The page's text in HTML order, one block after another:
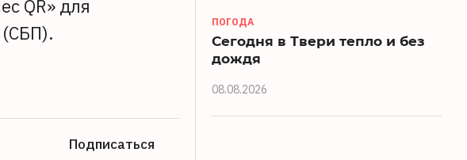
QR» для
(СБП).
Подписаться
ПОГОДА
Сегодня в Твери тепло и без
дождя
08.08.2026